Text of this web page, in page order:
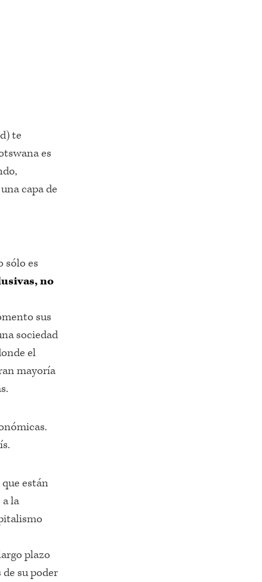
te
es
capa de
sólo es
no
sus
sociedad
el
mayoría
están
la
plazo
su poder